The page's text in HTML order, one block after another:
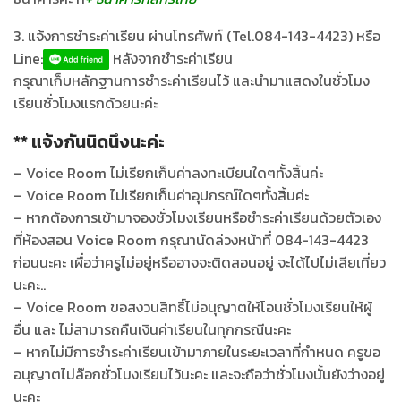
3. แจ้งการชำระค่าเรียน ผ่านโทรศัพท์ (Tel.084-143-4423) หรือ
Line:
หลังจากชำระค่าเรียน
กรุณาเก็บหลักฐานการชำระค่าเรียนไว้ และนำมาแสดงในชั่วโมง
เรียนชั่วโมงแรกด้วยนะค่ะ
** แจ้งกันนิดนึงนะค่ะ
– Voice Room ไม่เรียกเก็บค่าลงทะเบียนใดๆทั้งสิ้นค่ะ
– Voice Room ไม่เรียกเก็บค่าอุปกรณ์ใดๆทั้งสิ้นค่ะ
– หากต้องการเข้ามาจองชั่วโมงเรียนหรือชำระค่าเรียนด้วยตัวเอง
ที่ห้องสอน Voice Room กรุณานัดล่วงหน้าที่ 084-143-4423
ก่อนนะคะ เผื่อว่าครูไม่อยู่หรืออาจจะติดสอนอยู่ จะได้ไปไม่เสียเที่ยว
นะคะ..
– Voice Room ขอสงวนสิทธิ์ไม่อนุญาตให้โอนชั่วโมงเรียนให้ผู้
อื่น และ ไม่สามารถคืนเงินค่าเรียนในทุกกรณีนะคะ
– หากไม่มีการชำระค่าเรียนเข้ามาภายในระยะเวลาที่กำหนด ครูขอ
อนุญาตไม่ล๊อกชั่วโมงเรียนไว้นะคะ และจะถือว่าชั่วโมงนั้นยังว่างอยู่
นะคะ